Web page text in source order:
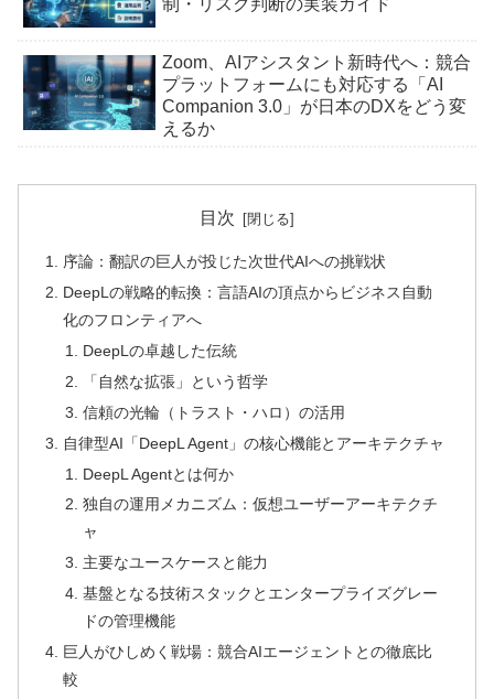
Zoom、AIアシスタント新時代へ：競合
プラットフォームにも対応する「AI
Companion 3.0」が日本のDXをどう変
えるか
目次
序論：翻訳の巨人が投じた次世代AIへの挑戦状
DeepLの戦略的転換：言語AIの頂点からビジネス自動
化のフロンティアへ
DeepLの卓越した伝統
「自然な拡張」という哲学
信頼の光輪（トラスト・ハロ）の活用
自律型AI「DeepL Agent」の核心機能とアーキテクチャ
DeepL Agentとは何か
独自の運用メカニズム：仮想ユーザーアーキテクチ
ャ
主要なユースケースと能力
基盤となる技術スタックとエンタープライズグレー
ドの管理機能
巨人がひしめく戦場：競合AIエージェントとの徹底比
較